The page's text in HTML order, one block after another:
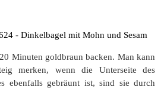
Minuten goldbraun backen. Man kann
merken, wenn die Unterseite des
ebenfalls gebräunt ist, sind sie durch